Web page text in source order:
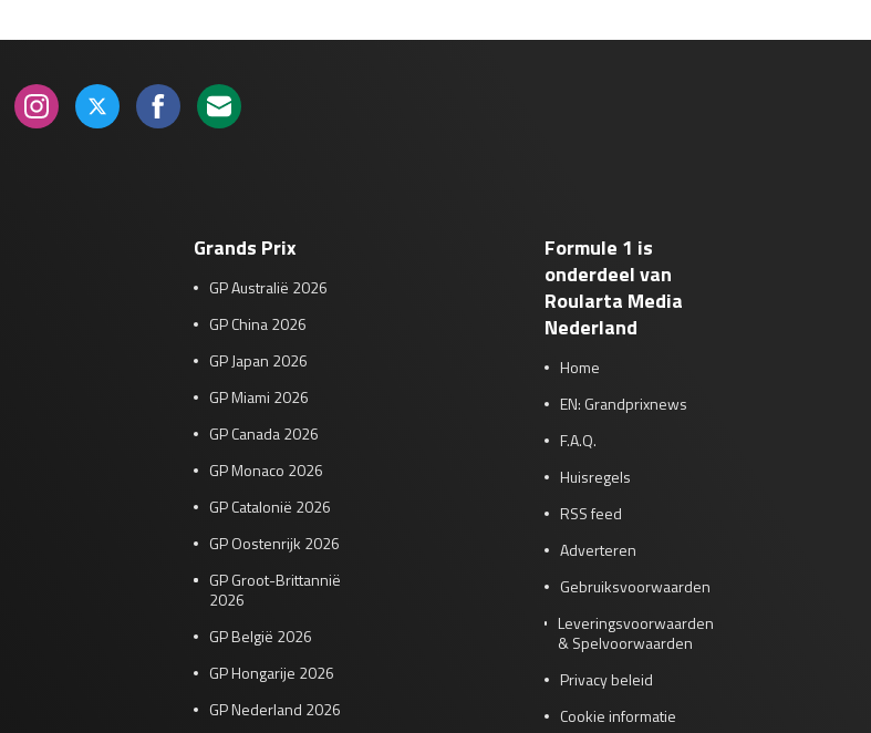
Grands Prix
GP Australië 2026
GP China 2026
GP Japan 2026
GP Miami 2026
GP Canada 2026
GP Monaco 2026
GP Catalonië 2026
GP Oostenrijk 2026
GP Groot-Brittannië
2026
GP België 2026
GP Hongarije 2026
GP Nederland 2026
Formule 1 is
onderdeel van
Roularta Media
Nederland
Home
EN: Grandprixnews
F.A.Q.
Huisregels
RSS feed
Adverteren
Gebruiksvoorwaarden
Leveringsvoorwaarden
& Spelvoorwaarden
Privacy beleid
Cookie informatie